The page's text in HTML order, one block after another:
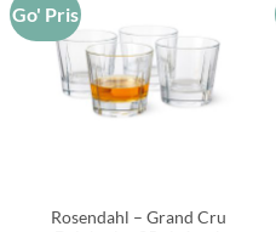
Go' Pris
Rosendahl – Grand Cru